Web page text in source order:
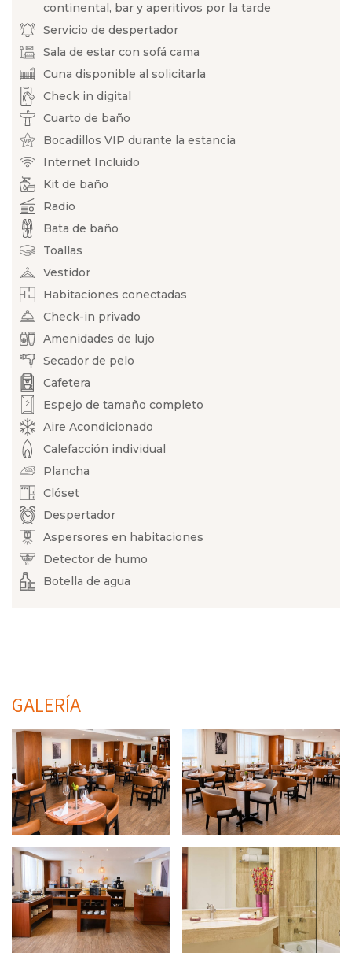
continental, bar y aperitivos por la tarde
Servicio de despertador
Sala de estar con sofá cama
Cuna disponible al solicitarla
Check in digital
Cuarto de baño
Bocadillos VIP durante la estancia
Internet Incluido
Kit de baño
Radio
Bata de baño
Toallas
Vestidor
Habitaciones conectadas
Check-in privado
Amenidades de lujo
Secador de pelo
Cafetera
Espejo de tamaño completo
Aire Acondicionado
Calefacción individual
Plancha
Clóset
Despertador
Aspersores en habitaciones
Detector de humo
Botella de agua
GALERÍA